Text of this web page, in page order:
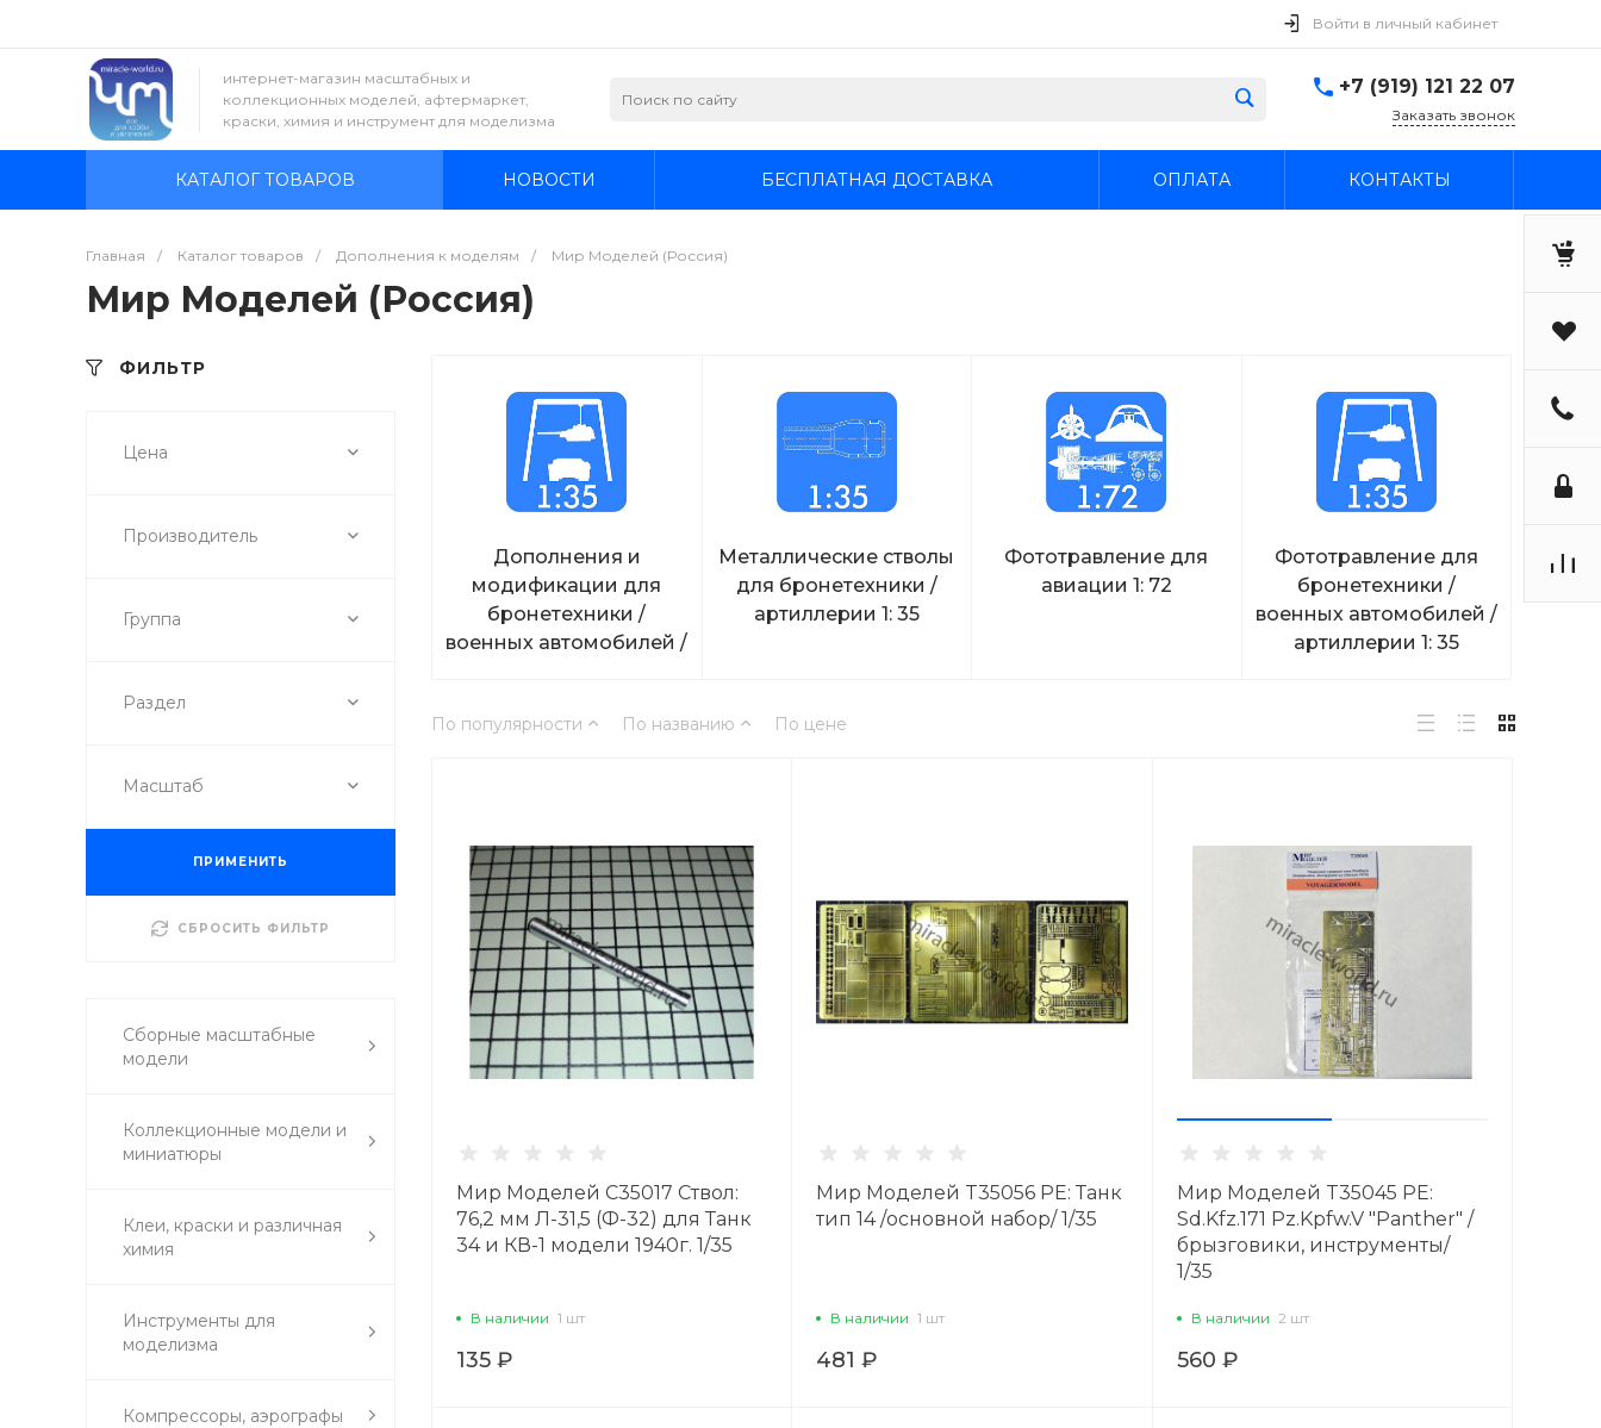
Войти в личный кабинет
интернет-магазин масштабных и
коллекционных моделей, афтермаркет,
краски, химия и инструмент для моделизма
+7 (919) 121 22 07
Заказать звонок
КАТАЛОГ ТОВАРОВ НОВОСТИ БЕСПЛАТНАЯ ДОСТАВКА ОПЛАТА КОНТАКТЫ
Главная / Каталог товаров / Дополнения к моделям / Мир Моделей (Россия)
Мир Моделей (Россия)
ФИЛЬТР
Цена
Производитель
Группа
Раздел
Масштаб
ПРИМЕНИТЬ
СБРОСИТЬ ФИЛЬТР
Сборные масштабные
модели
Коллекционные модели и
миниатюры
Клеи, краски и различная
химия
Инструменты для
моделизма
Компрессоры, аэрографы
Дополнения и
модификации для
бронетехники /
военных автомобилей /
Металлические стволы
для бронетехники /
артиллерии 1: 35
Фототравление для
авиации 1: 72
Фототравление для
бронетехники /
военных автомобилей /
артиллерии 1: 35
По популярности По названию По цене
Мир Моделей C35017 Ствол:
76,2 мм Л-31,5 (Ф-32) для Танк
34 и КВ-1 модели 1940г. 1/35
В наличии 1 шт
135 ₽
Мир Моделей T35056 PE: Танк
тип 14 /основной набор/ 1/35
В наличии 1 шт
481 ₽
Мир Моделей T35045 PE:
Sd.Kfz.171 Pz.Kpfw.V "Panther" /
брызговики, инструменты/
1/35
В наличии 2 шт
560 ₽